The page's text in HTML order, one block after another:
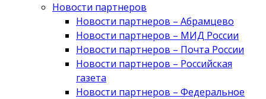
Новости партнеров
Новости партнеров – Абрамцево
Новости партнеров – МИД России
Новости партнеров – Почта России
Новости партнеров – Российская
газета
Новости партнеров – Федеральное